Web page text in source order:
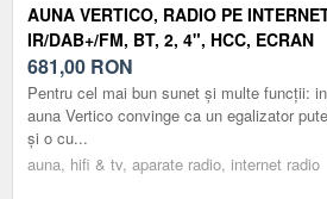
AUNA VERTICO, RADIO PE
IR/DAB+/FM, BT, 2, 4", HCC, ECRAN
681,00 RON
Pentru cel mai bun sunet și multe funcții:
auna Vertico convinge ca un egalizator
și o cu...
auna, hifi & tv, aparate radio, internet radio